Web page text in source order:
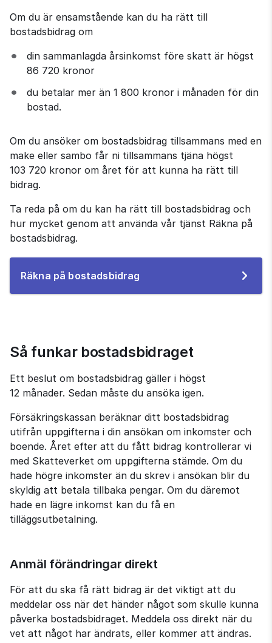
Om du är ensamstående kan du ha rätt till
bostadsbidrag om
din sammanlagda årsinkomst före skatt är högst
86 720 kronor
du betalar mer än 1 800 kronor i månaden för din
bostad.
Om du ansöker om bostadsbidrag tillsammans med en
make eller sambo får ni tillsammans tjäna högst
103 720 kronor om året för att kunna ha rätt till
bidrag.
Ta reda på om du kan ha rätt till bostadsbidrag och
hur mycket genom att använda vår tjänst Räkna på
bostadsbidrag.
Räkna på bostadsbidrag
Så funkar bostadsbidraget
Ett beslut om bostadsbidrag gäller i högst
12 månader. Sedan måste du ansöka igen.
Försäkringskassan beräknar ditt bostadsbidrag
utifrån uppgifterna i din ansökan om inkomster och
boende. Året efter att du fått bidrag kontrollerar vi
med Skatteverket om uppgifterna stämde. Om du
hade högre inkomster än du skrev i ansökan blir du
skyldig att betala tillbaka pengar. Om du däremot
hade en lägre inkomst kan du få en
tilläggsutbetalning.
Anmäl förändringar direkt
För att du ska få rätt bidrag är det viktigt att du
meddelar oss när det händer något som skulle kunna
påverka bostadsbidraget. Meddela oss direkt när du
vet att något har ändrats, eller kommer att ändras.